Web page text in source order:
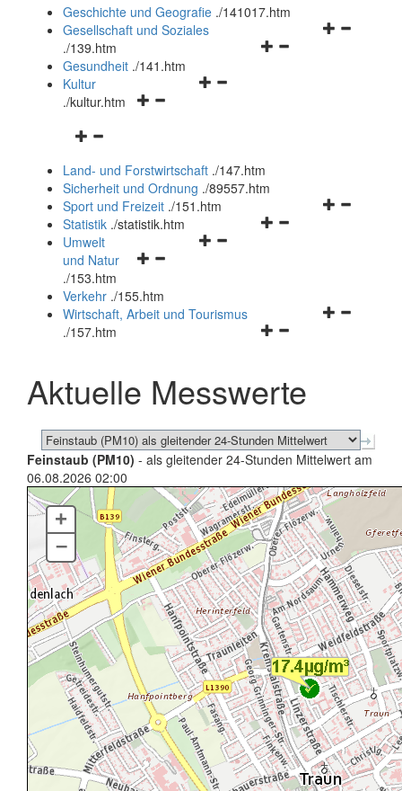
und
schließen
Geschichte und Geografie ./141017.htm
Navigationsmenü
Gesellschaft und Soziales
./139.htm
Navigationsmenü
Gesundheit ./141.htm
Navigationsmenü
Kultur
./kultur.htm
Navigationsmenü
und
schließen
Land- und Forstwirtschaft ./147.htm
Sicherheit und Ordnung ./89557.htm
Navigationsmenü
Sport und Freizeit ./151.htm
Navigationsmenü
Statistik ./statistik.htm
Navigationsmenü
und
schließen
Umwelt
und Natur
./153.htm
Verkehr ./155.htm
Navigationsmenü
schließen
Wirtschaft, Arbeit und Tourismus
./157.htm
Aktuelle Messwerte
Feinstaub (PM10) - als gleitender 24-Stunden Mittelwert am
06.08.2026 02:00
+
–